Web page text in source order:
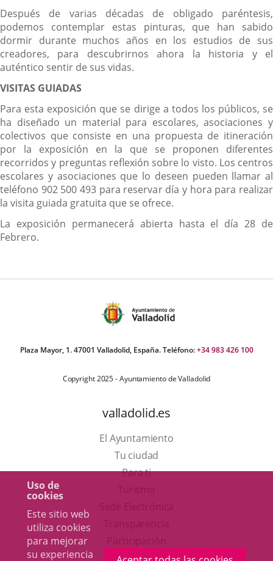
Uso de
cookies
Este sitio web
utiliza cookies
para mejorar
su experiencia
Después de varias décadas de obligado paréntesis,
podemos contemplar estas pinturas, que han sabido
dormir durante muchos años en los estudios de sus
creadores, para descubrirnos ahora la historia y el
auténtico sentir de sus vidas.
VISITAS GUIADAS
Para esta exposición que se dirige a todos los públicos, se
ha diseñado un material para escolares, asociaciones y
colectivos que consiste en una propuesta de itineración
por la exposición en la que se proponen diferentes
recorridos y preguntas reflexión sobre lo visto. Los centros
escolares y asociaciones que lo deseen pueden llamar al
teléfono 902 500 493 para reservar día y hora para realizar
la visita guiada gratuita que se ofrece.
La exposición permanecerá abierta hasta el día 28 de
Febrero.
Plaza Mayor, 1. 47001 Valladolid, España. Teléfono:+34 983 426 100
Copyright 2025 - Ayuntamiento de Valladolid
valladolid.es
El Ayuntamiento
Tu ciudad
Para ti
en aplicación